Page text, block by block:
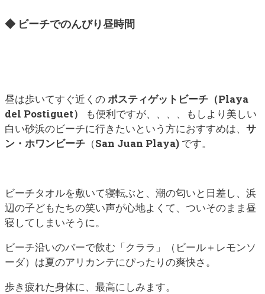
◆ ビーチでのんびり昼時間
昼は歩いてすぐ近くのポスティゲットビーチ（Playa
del Postiguet）
も便利ですが、、、、もしより美しい
白い砂浜のビーチに行きたいという方におすすめは、 サ
ン・ホワンビーチ （San Juan Playa) です。
ビーチタオルを敷いて寝転ぶと、潮の匂いと日差し、浜
辺の子どもたちの笑い声が心地よくて、ついそのまま昼
寝してしまいそうに。
ビーチ沿いのバーで飲む「クララ」（ビール＋レモンソ
ーダ）は夏のアリカンテにぴったりの爽快さ。
歩き疲れた身体に、最高にしみます。